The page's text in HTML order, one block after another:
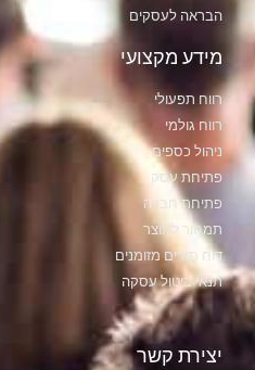
הבראה לעסקים
מידע מקצועי
רווח תפעולי
רווח גולמי
ניהול כספים
פתיחת עסק
פתיחת חברה
תמחור למוצר
דוח תזרים מזומנים
תנאי ביטול עסקה
יצירת קשר